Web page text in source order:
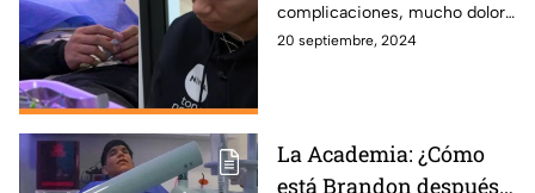
complicaciones, mucho dolor
y no ha ensayado como se
20 septiembre, 2024
La Academia: ¿Cómo
está Brandon después